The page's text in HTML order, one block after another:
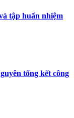
tập huấn nhiệm
tổng kết công